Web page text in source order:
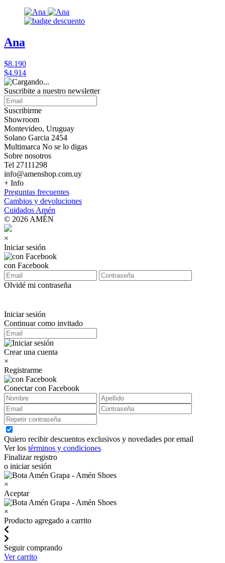
Ana
$8.190
$4.914
Suscribite a nuestro newsletter
Suscribirme
Showroom
Montevideo, Uruguay
Solano Garcia 2454
Multimarca No se lo digas
Sobre nosotros
Tel 27111298
info@amenshop.com.uy
+ Info
Preguntas frecuentes
Cambios y devoluciones
Cuidados Amén
© 2026 AMÉN
×
Iniciar sesión
con Facebook
Olvidé mi contraseña
Iniciar sesión
Continuar como invitado
Crear una cuenta
×
Registrarme
Conectar con Facebook
Quiero recibir descuentos exclusivos y novedades por email
Ver los términos y condiciones
Finalizar registro
o iniciar sesión
×
Aceptar
×
Producto agregado a carrito
Seguir comprando
Ver carrito